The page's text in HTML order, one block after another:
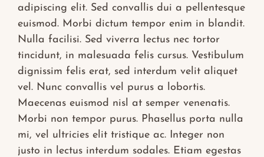
adipiscing elit. Sed convallis dui a pellentesque
euismod. Morbi dictum tempor enim in blandit.
Nulla facilisi. Sed viverra lectus nec tortor
tincidunt, in malesuada felis cursus. Vestibulum
dignissim felis erat, sed interdum velit aliquet
vel. Nunc convallis vel purus a lobortis.
Maecenas euismod nisl at semper venenatis.
Morbi non tempor purus. Phasellus porta nulla
mi, vel ultricies elit tristique ac. Integer non
justo in lectus interdum sodales. Etiam egestas